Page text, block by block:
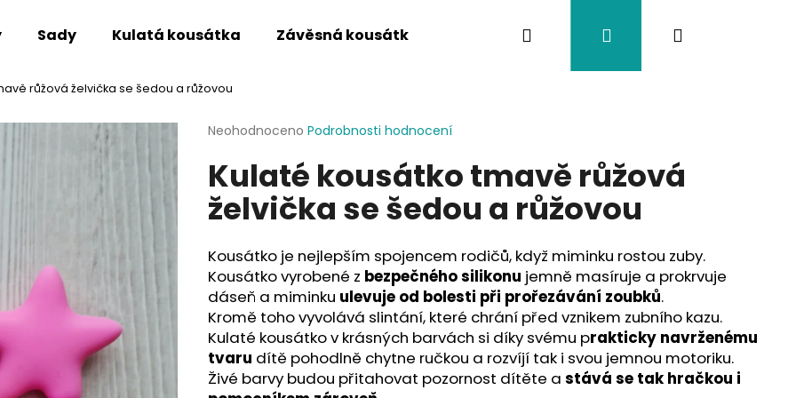
Sady Kulatá kousátka Závěsná kousátka Závěsy na kočárek Twistík kousátka
Hledat PřihlášeníNákupní
růžová želvička se šedou a růžovou
Průměrné
produktu
je
0,0
z
hvězdiček.
Neohodnoceno Podrobnosti hodnocení
Kulaté kousátko tmavě růžová
želvička se šedou a růžovou
Kousátko je nejlepším spojencem rodičů, když miminku rostou zuby.
Kousátko vyrobené z bezpečného silikonu jemně masíruje a prokrvuje
dáseň a miminku ulevuje od bolesti při prořezávání zoubků.
Kromě toho vyvolává slintání, které chrání před vznikem zubního kazu.
Kulaté kousátko v krásných barvách si díky svému prakticky navrženému
tvaru dítě pohodlně chytne ručkou a rozvíjí tak i svou jemnou motoriku.
Živé barvy budou přitahovat pozornost dítěte a stává se tak hračkou i
Co potřebujete najít?
HLEDAT